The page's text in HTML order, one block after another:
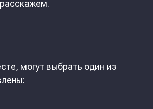
могут выбрать один из